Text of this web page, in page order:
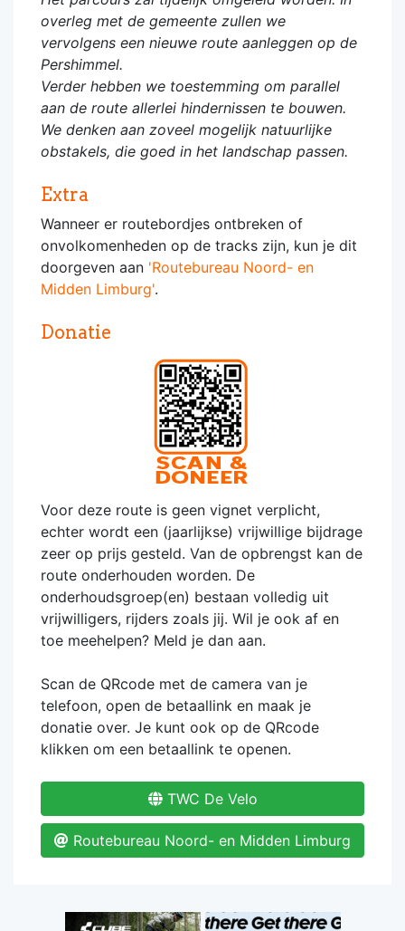
overleg met de gemeente zullen we
vervolgens een nieuwe route aanleggen op de
Pershimmel.
Verder hebben we toestemming om parallel
aan de route allerlei hindernissen te bouwen.
We denken aan zoveel mogelijk natuurlijke
obstakels, die goed in het landschap passen.
Extra
Wanneer er routebordjes ontbreken of
onvolkomenheden op de tracks zijn, kun je dit
doorgeven aan 'Routebureau Noord- en
Midden Limburg'.
Donatie
Voor deze route is geen vignet verplicht,
echter wordt een (jaarlijkse) vrijwillige bijdrage
zeer op prijs gesteld. Van de opbrengst kan de
route onderhouden worden. De
onderhoudsgroep(en) bestaan volledig uit
vrijwilligers, rijders zoals jij. Wil je ook af en
toe meehelpen? Meld je dan aan.
Scan de QRcode met de camera van je
telefoon, open de betaallink en maak je
donatie over. Je kunt ook op de QRcode
klikken om een betaallink te openen.
TWC De Velo
Routebureau Noord- en Midden Limburg